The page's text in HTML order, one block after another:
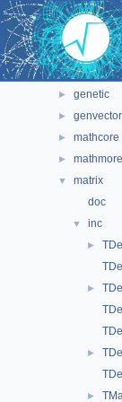
►
► fftw
► foam
► fumili
► genetic
► genvector
► mathcore
► mathmore
▼
matrix
doc
▼ inc
►
►
►
►